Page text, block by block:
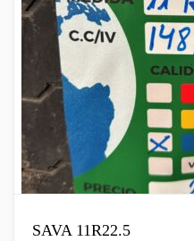
SAVA 11R22.5